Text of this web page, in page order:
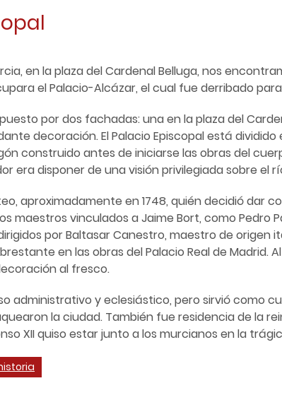
en la plaza del Cardenal Belluga, nos
el Palacio-Alcázar, el cual fue derribado
por dos fachadas: una en la plaza del
decoración. El Palacio Episcopal está
construido antes de iniciarse las obras del
era disponer de una visión privilegiada sobre el
aproximadamente en 1748, quién decidió dar
maestros vinculados a Jaime Bort, como Pedro
por Baltasar Canestro, maestro de
en las obras del Palacio Real de Madrid.
al fresco.
administrativo y eclesiástico, pero sirvió como
la ciudad. También fue residencia de la
XII quiso estar junto a los murcianos en la